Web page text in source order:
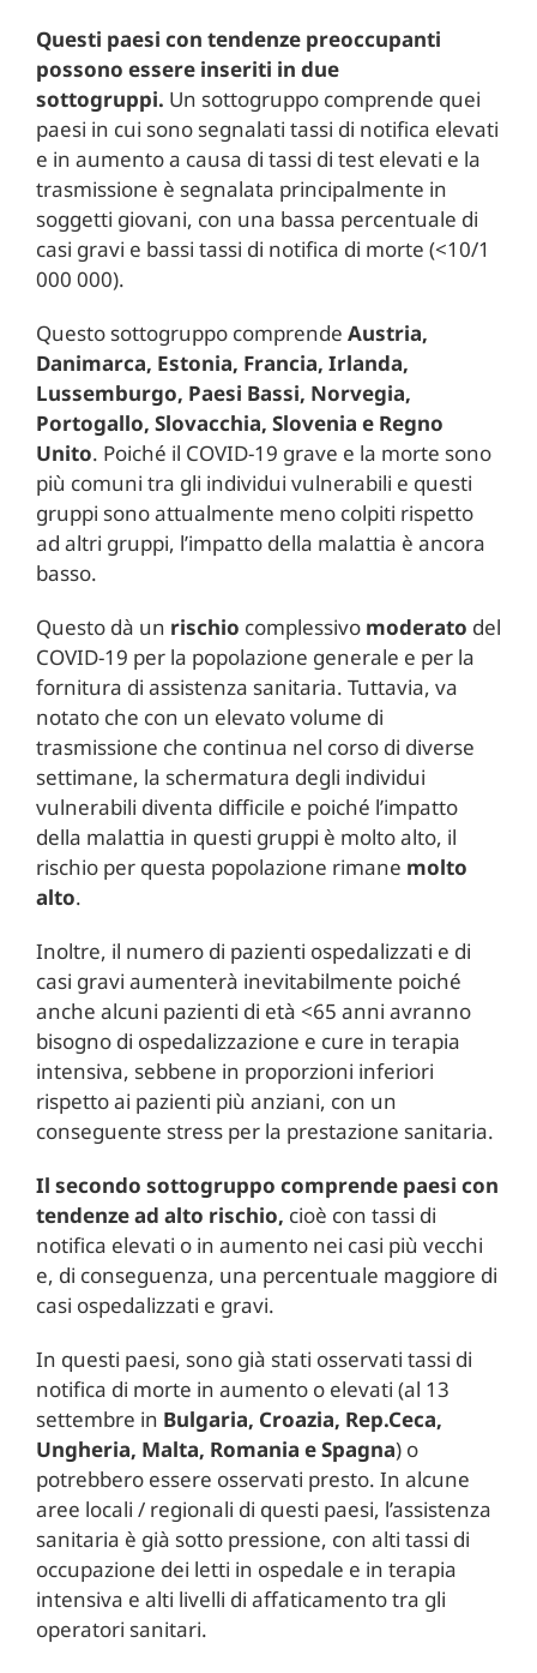
Questi paesi con tendenze preoccupanti
possono essere inseriti in due
sottogruppi. Un sottogruppo comprende quei
paesi in cui sono segnalati tassi di notifica elevati
e in aumento a causa di tassi di test elevati e la
trasmissione è segnalata principalmente in
soggetti giovani, con una bassa percentuale di
casi gravi e bassi tassi di notifica di morte (<10/1
000 000).
Questo sottogruppo comprende Austria,
Danimarca, Estonia, Francia, Irlanda,
Lussemburgo, Paesi Bassi, Norvegia,
Portogallo, Slovacchia, Slovenia e Regno
Unito. Poiché il COVID-19 grave e la morte sono
più comuni tra gli individui vulnerabili e questi
gruppi sono attualmente meno colpiti rispetto
ad altri gruppi, l’impatto della malattia è ancora
basso.
Questo dà un rischio complessivo moderato del
COVID-19 per la popolazione generale e per la
fornitura di assistenza sanitaria. Tuttavia, va
notato che con un elevato volume di
trasmissione che continua nel corso di diverse
settimane, la schermatura degli individui
vulnerabili diventa difficile e poiché l’impatto
della malattia in questi gruppi è molto alto, il
rischio per questa popolazione rimane molto
alto.
Inoltre, il numero di pazienti ospedalizzati e di
casi gravi aumenterà inevitabilmente poiché
anche alcuni pazienti di età <65 anni avranno
bisogno di ospedalizzazione e cure in terapia
intensiva, sebbene in proporzioni inferiori
rispetto ai pazienti più anziani, con un
conseguente stress per la prestazione sanitaria.
Il secondo sottogruppo comprende paesi con
tendenze ad alto rischio, cioè con tassi di
notifica elevati o in aumento nei casi più vecchi
e, di conseguenza, una percentuale maggiore di
casi ospedalizzati e gravi.
In questi paesi, sono già stati osservati tassi di
notifica di morte in aumento o elevati (al 13
settembre in Bulgaria, Croazia, Rep.Ceca,
Ungheria, Malta, Romania e Spagna) o
potrebbero essere osservati presto. In alcune
aree locali / regionali di questi paesi, l’assistenza
sanitaria è già sotto pressione, con alti tassi di
occupazione dei letti in ospedale e in terapia
intensiva e alti livelli di affaticamento tra gli
operatori sanitari.